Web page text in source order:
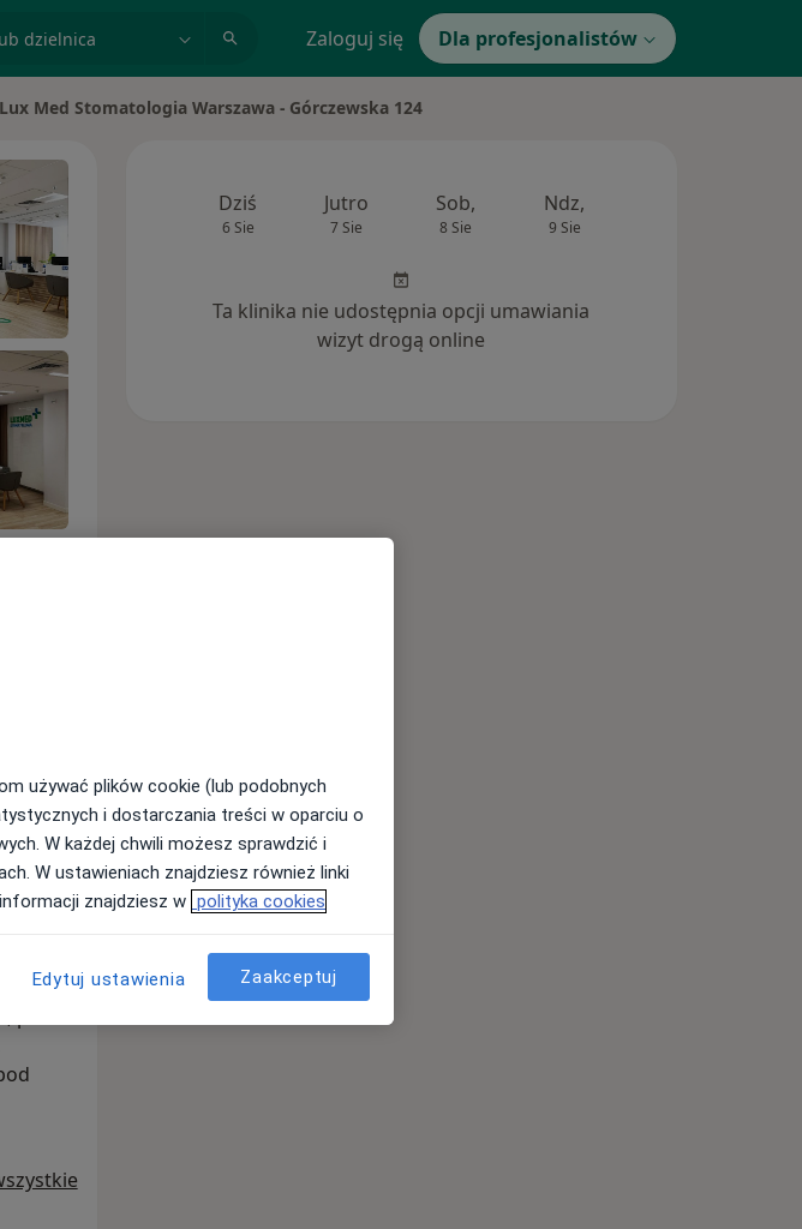
Zaloguj się Dla profesjonalistów
Med Stomatologia Warszawa - Górczewska 124
pod
i
Dziś
6 Sie
Jutro
7 Sie
Sob,
8 Sie
Ndz,
9 Sie
Ta klinika nie udostępnia opcji umawiania
wizyt drogą online
używać plików cookie (lub podobnych
i dostarczania treści w oparciu o
W każdej chwili możesz sprawdzić i
W ustawieniach znajdziesz również linki
znajdziesz w polityka cookies
Edytuj ustawienia Zaakceptuj